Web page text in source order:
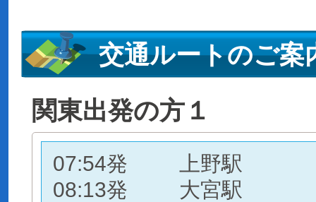
交通ルートのご案
関東出発の方１
07:54発
08:13発
上野駅
大宮駅